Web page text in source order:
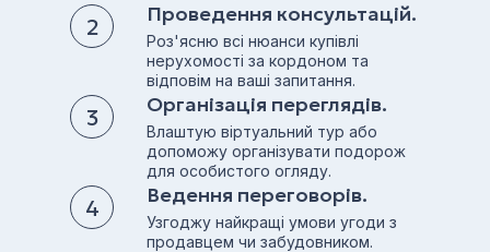
Проведення консультацій.
Роз'ясню всі нюанси купівлі
нерухомості за кордоном та
відповім на ваші запитання.
Організація переглядів.
Влаштую віртуальний тур або
допоможу організувати подорож
для особистого огляду.
Ведення переговорів.
Узгоджу найкращі умови угоди з
продавцем чи забудовником.